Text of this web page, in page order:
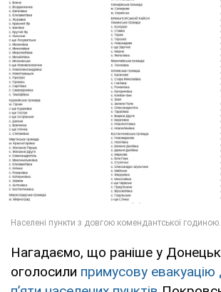
Нагадаємо, що раніше у
оголосили примусову евакуацію